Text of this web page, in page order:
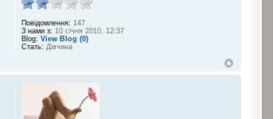
Повідомлення: 147
З нами з: 10 січня 2010, 12:37
Blog: View Blog (0)
Стать: Дівчина